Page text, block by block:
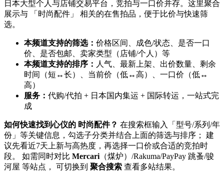
日本大型个人与店铺交易平台，竞拍与一口价并存。这里聚合
展示与 「时尚配件」 相关的在售拍品，便于比价与快速筛
选。
本频道支持的筛选： 价格区间、成色/状态、是否一口
价、是否包邮、卖家类型（店铺/个人）等
本频道支持的排序： 人气、最新上架、出价数量、剩余
时间（短↔长）、当前价（低↔高）、一口价（低↔
高）
服务： 代购/代拍 + 日本国内集运 + 国际转运，一站式完
成
如何快速找到心仪的 时尚配件？ 在搜索框输入「型号/系列/年
份」等关键信息，勾选子分类并结合上面的筛选与排序； 建
议先看近7天上新与高热度，再选择一口价或合适的竞拍时
段。 如需同时对比 Mercari （煤炉）/Rakuma/PayPay 跳蚤/骏
河屋 等站点， 可切换到 聚合搜索 查看多站结果。